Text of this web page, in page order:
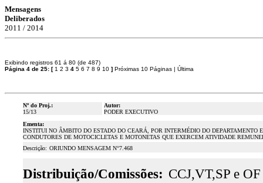
Mensagens
Deliberados
2011 / 2014
Exibindo registros 61 á 80 (de 487)
Página 4 de 25: [ 1 2 3 4 5 6 7 8 9 10 ] Próximas 10 Páginas | Última
Nº do Proj.:
15/13
Autor:
PODER EXECUTIVO
Ementa:
INSTITUI NO ÂMBITO DO ESTADO DO CEARÁ, POR INTERMÉDIO DO
CONDUTORES DE MOTOCICLETAS E MOTONETAS QUE EXERCEM ATIVIDADE
Descrição: ORIUNDO MENSAGEM N°7.468
Distribuição/Comissões: CCJ,VT,SP e OF